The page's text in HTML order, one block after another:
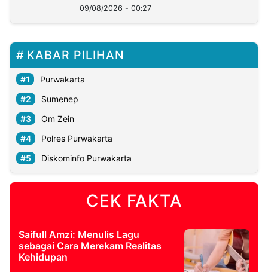
09/08/2026 - 00:27
KABAR PILIHAN
Purwakarta
Sumenep
Om Zein
Polres Purwakarta
Diskominfo Purwakarta
CEK FAKTA
Saifull Amzi: Menulis Lagu
sebagai Cara Merekam Realitas
Kehidupan